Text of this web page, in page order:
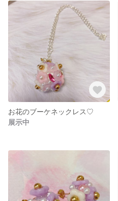
お花のブーケネックレス♡
展示中